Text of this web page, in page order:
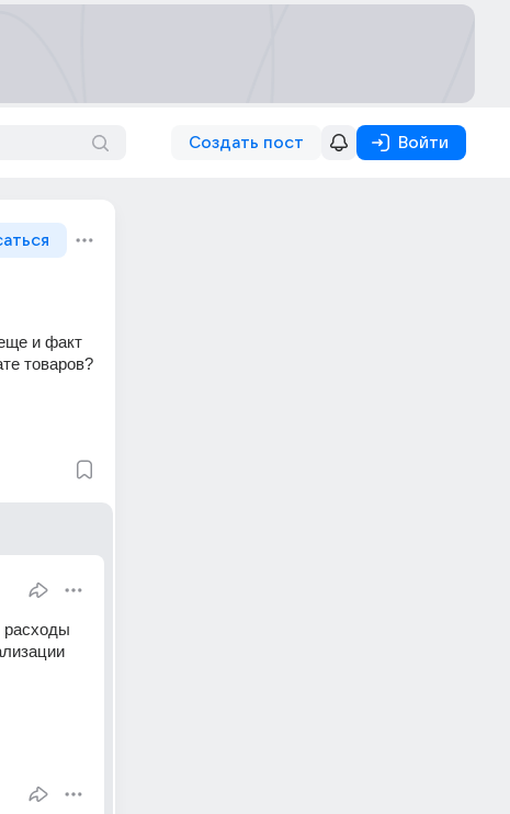
Создать пост Войти
и факт
товаров?
расходы